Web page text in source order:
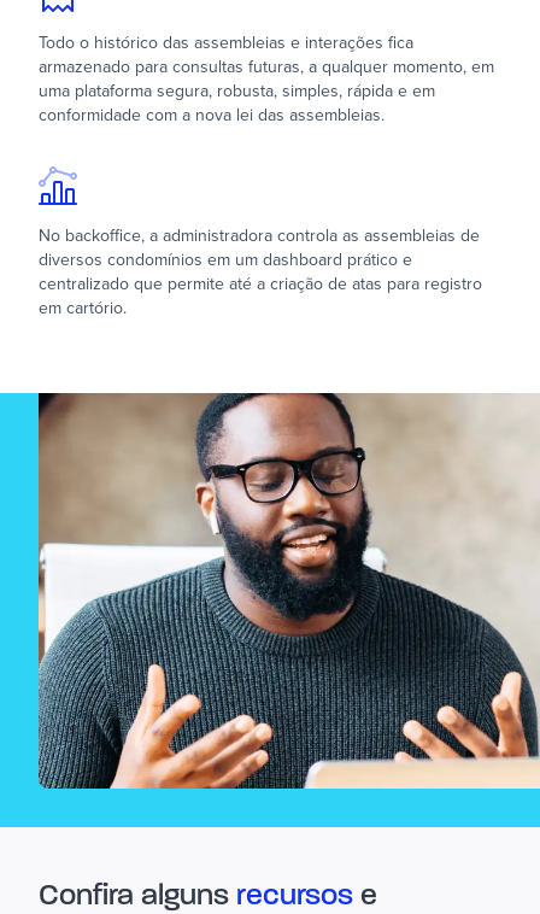
Todo o histórico das assembleias e interações fica
armazenado para consultas futuras, a qualquer momento, em
uma plataforma segura, robusta, simples, rápida e em
conformidade com a nova lei das assembleias.
No backoffice, a administradora controla as assembleias de
diversos condomínios em um dashboard prático e
centralizado que permite até a criação de atas para registro
em cartório.
Confira alguns recursos e